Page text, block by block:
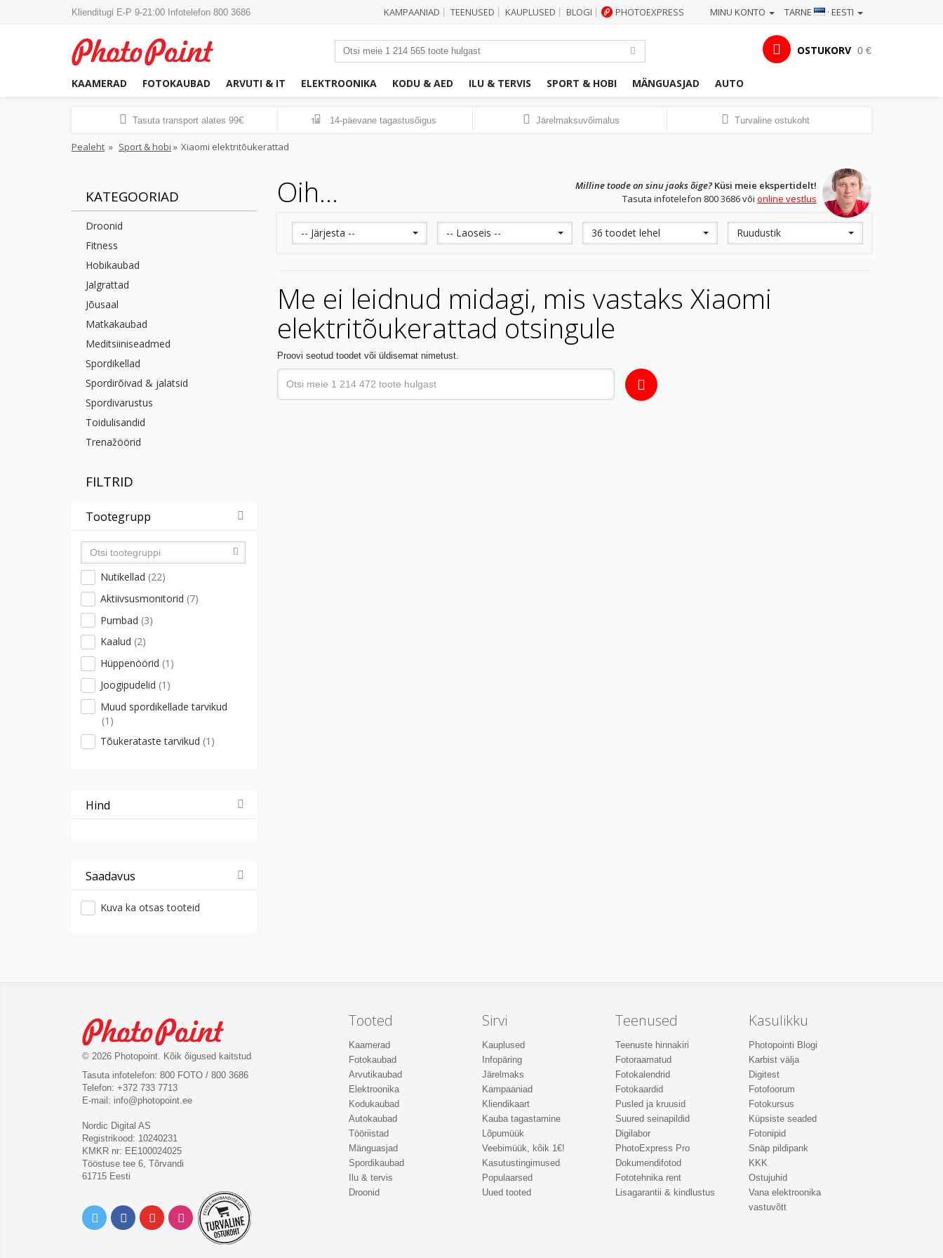
Klienditugi E-P 9-21:00 Infotelefon 800 3686 TARNE · EESTI
MINU KONTO
KAMPAANIAD TEENUSED KAUPLUSED BLOGI PHOTOEXPRESS
OSTUKORV 0 €
KAAMERAD FOTOKAUBAD ARVUTI & IT ELEKTROONIKA KODU & AED ILU & TERVIS SPORT & HOBI MÄNGUASJAD AUTO
Tasuta transport alates 99€ 14 14-päevane tagastusõigus Järelmaksuvõimalus Turvaline ostukoht
Pealeht » Sport & hobi » Xiaomi elektritõukerattad
KATEGOORIAD
Droonid
Fitness
Hobikaubad
Jalgrattad
Jõusaal
Matkakaubad
Meditsiiniseadmed
Spordikellad
Spordirõivad & jalatsid
Spordivarustus
Toidulisandid
Trenažöörid
FILTRID
Tootegrupp
Nutikellad (22)
Aktiivsusmonitorid (7)
Pumbad (3)
Kaalud (2)
Hüppenöörid (1)
Joogipudelid (1)
Muud spordikellade tarvikud
(1)
Tõukerataste tarvikud (1)
Hind
Saadavus
Kuva ka otsas tooteid
Oih... Milline toode on sinu jaoks õige? Küsi meie ekspertidelt!
Tasuta infotelefon 800 3686 või online vestlus
-- Järjesta -- -- Laoseis -- 36 toodet lehel Ruudustik
Me ei leidnud midagi, mis vastaks Xiaomi
elektritõukerattad otsingule
Proovi seotud toodet või üldisemat nimetust.
© 2026 Photopoint. Kõik õigused kaitstud
Tasuta infotelefon: 800 FOTO / 800 3686
Telefon: +372 733 7713
E-mail: info@photopoint.ee
Nordic Digital AS
Registrikood: 10240231
KMKR nr: EE100024025
Tööstuse tee 6, Tõrvandi
61715 Eesti
Tooted
Kaamerad
Fotokaubad
Arvutikaubad
Elektroonika
Kodukaubad
Autokaubad
Tööriistad
Mänguasjad
Spordikaubad
Ilu & tervis
Droonid
Sirvi
Kauplused
Infopäring
Järelmaks
Kampaaniad
Kliendikaart
Kauba tagastamine
Lõpumüük
Veebimüük, kõik 1€!
Kasutustingimused
Populaarsed
Uued tooted
Teenused
Teenuste hinnakiri
Fotoraamatud
Fotokalendrid
Fotokaardid
Pusled ja kruusid
Suured seinapildid
Digilabor
PhotoExpress Pro
Dokumendifotod
Fototehnika rent
Lisagarantii & kindlustus
Kasulikku
Photopointi Blogi
Karbist välja
Digitest
Fotofoorum
Fotokursus
Küpsiste seaded
Fotonipid
Snäp pildipank
KKK
Ostujuhid
Vana elektroonika
vastuvõtt